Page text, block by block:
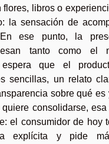
flores, libros o
la sensación de
ese punto, la
tanto como el
espera que el
sencillas, un relato
sobre qué es
quiere consolidarse,
el consumidor de hoy
explícita y pide